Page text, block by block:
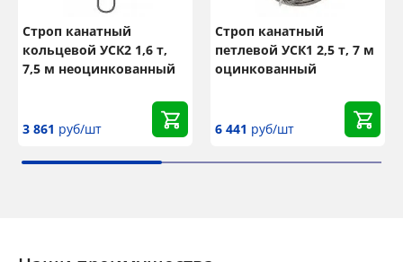
Строп канатный
кольцевой УСК2 1,6 т,
7,5 м неоцинкованный
3 861 руб/шт
Строп канатный
петлевой УСК1 2,5 т, 7 м
оцинкованный
6 441 руб/шт